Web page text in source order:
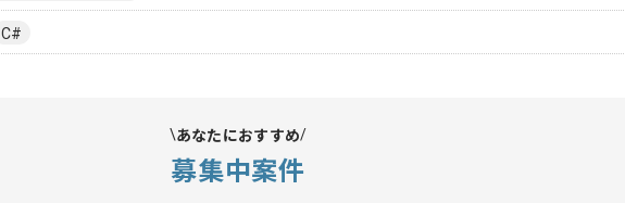
C#
あなたにおすすめ
募集中案件